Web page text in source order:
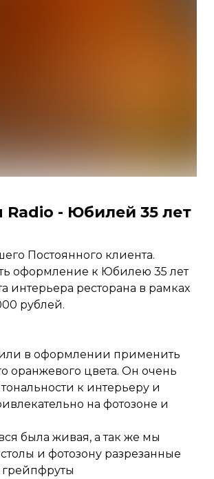
Radio - Юбилей 35 лет
Постоянного клиента.
оформление к Юбилею 35 лет
интерьера ресторана в рамках
рублей.
в оформлении применить
оранжевого цвета. Он очень
к интерьеру и
на фотозоне и
была живая, а так же мы
и фотозону разрезанные